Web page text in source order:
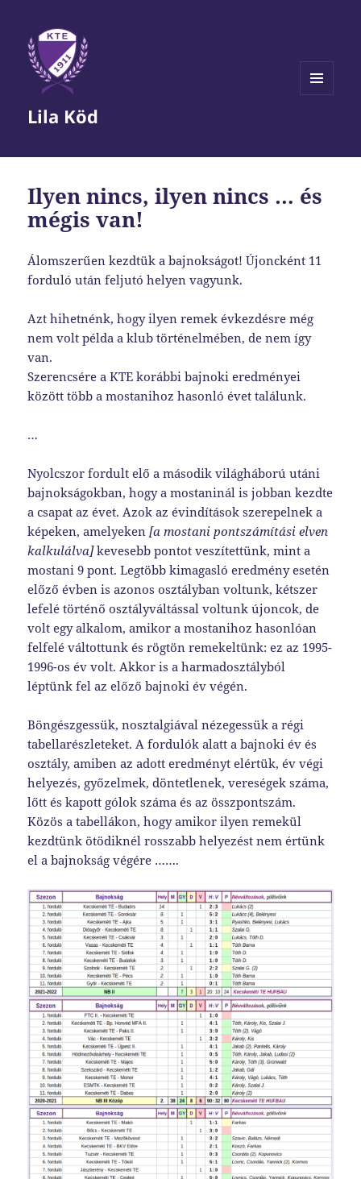
Lila Köd
Ilyen nincs, ilyen nincs … és
mégis van!
Álomszerűen kezdtük a bajnokságot! Újoncként 11
forduló után feljutó helyen vagyunk.
Azt hihetnénk, hogy ilyen remek évkezdésre még
nem volt példa a klub történelmében, de nem így
van.
Szerencsére a KTE korábbi bajnoki eredményei
között több a mostanihoz hasonló évet találunk.
…
Nyolcszor fordult elő a második világháború utáni
bajnokságokban, hogy a mostaninál is jobban kezdte
a csapat az évet. Azok az évindítások szerepelnek a
képeken, amelyeken[a mostani pontszámítási elven
kalkulálva]kevesebb pontot veszítettünk, mint a
mostani 9 pont. Legtöbb kimagasló eredmény esetén
előző évben is azonos osztályban voltunk, kétszer
lefelé történő osztályváltással voltunk újoncok, de
volt egy alkalom, amikor a mostanihoz hasonlóan
felfelé váltottunk és rögtön remekeltünk: ez az 1995-
1996-os év volt. Akkor is a harmadosztályból
léptünk fel az előző bajnoki év végén.
Böngészgessük, nosztalgiával nézegessük a régi
tabellarészleteket. A fordulók alatt a bajnoki év és
osztály, amiben az adott eredményt elértük, év végi
helyezés, győzelmek, döntetlenek, vereségek száma,
lőtt és kapott gólok száma és az összpontszám.
Közös a tabellákon, hogy amikor ilyen remekül
kezdtünk ötödiknél rosszabb helyezést nem értünk
el a bajnokság végére …….